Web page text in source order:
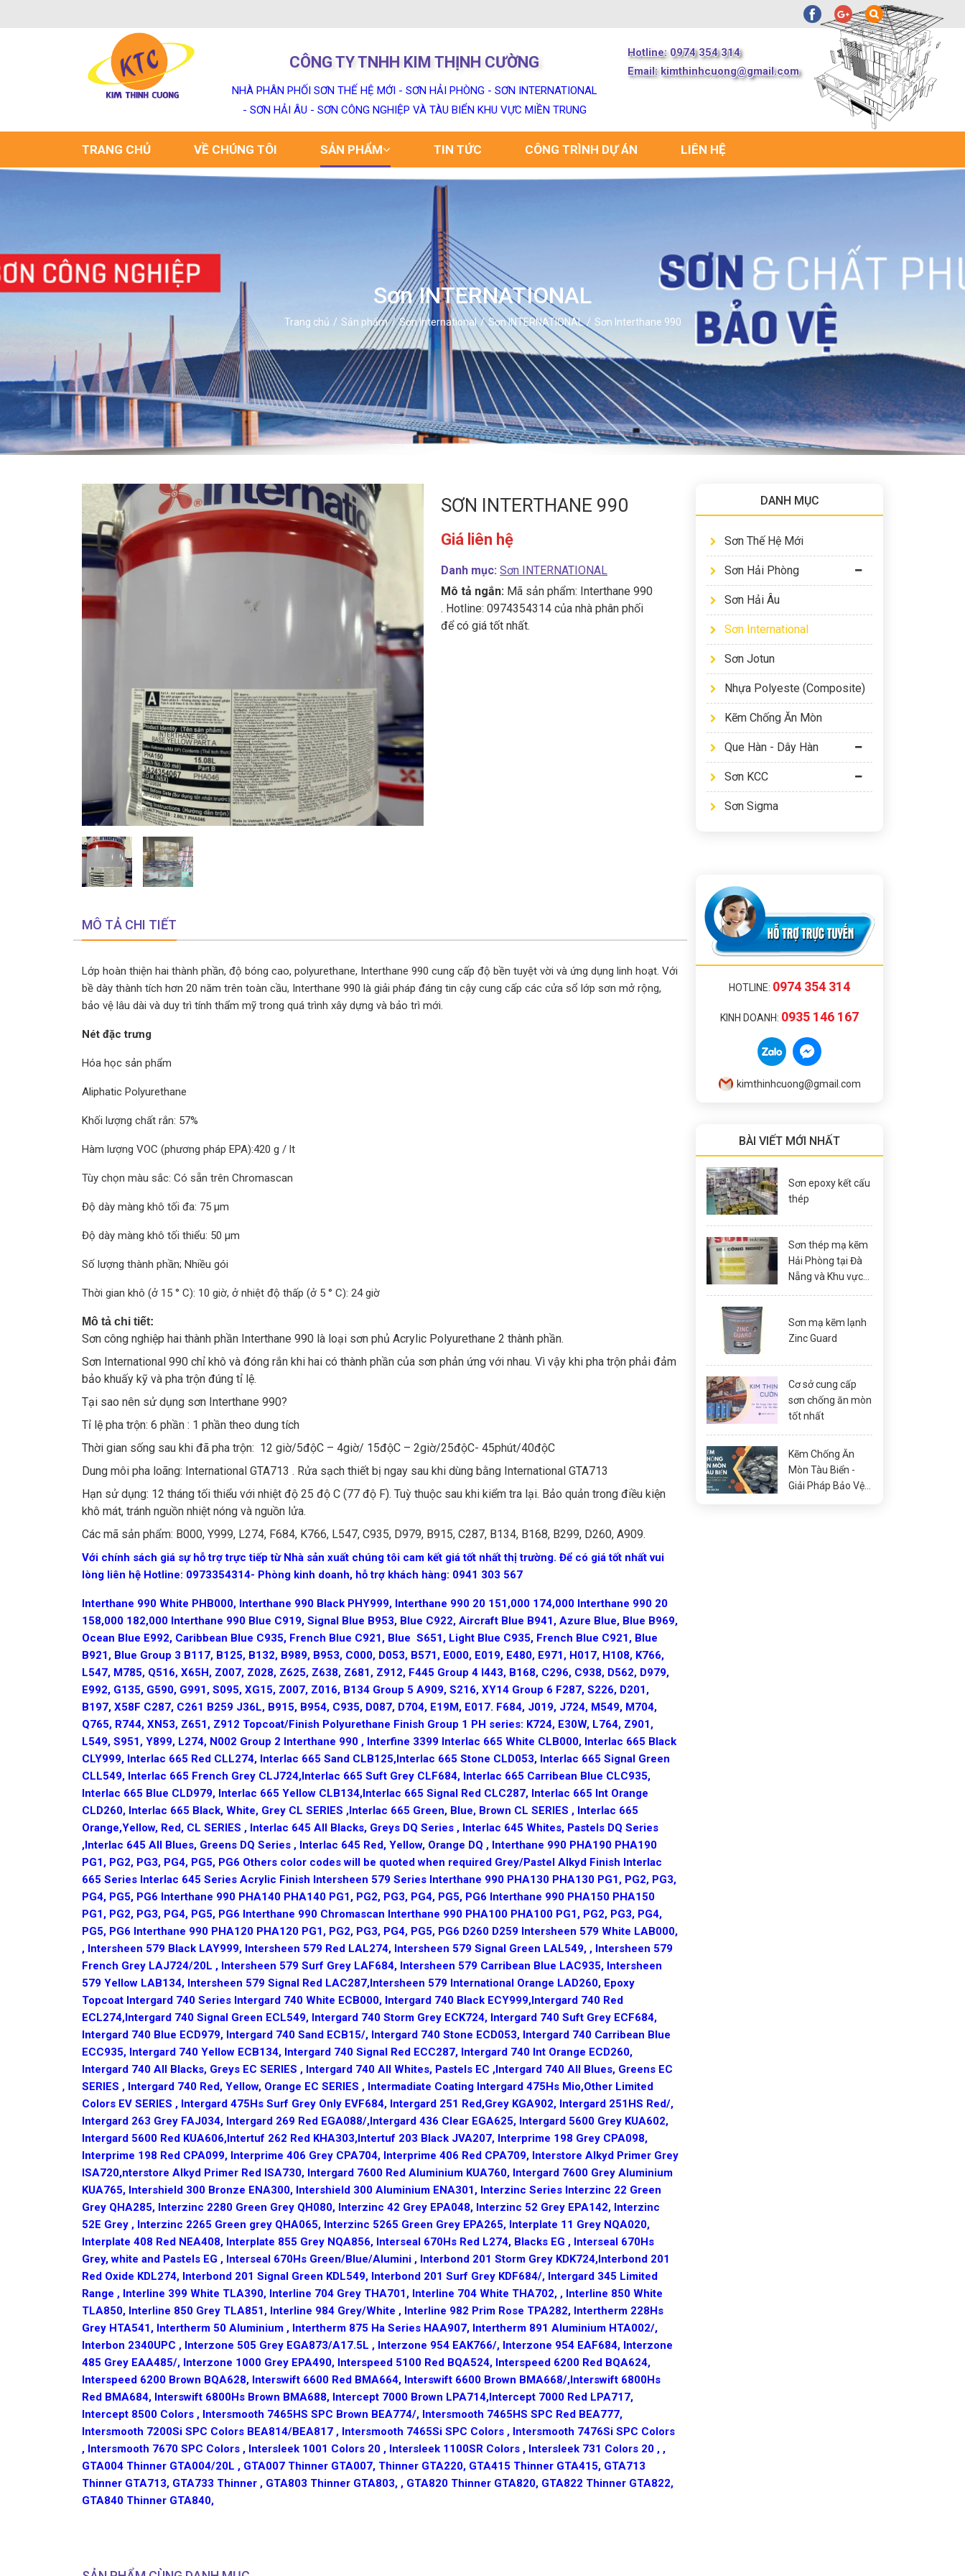
CÔNG TY TNHH KIM THỊNH CƯỜNG
NHÀ PHÂN PHỐI SƠN THẾ HỆ MỚI - SƠN HẢI PHÒNG - SƠN INTERNATIONAL
- SƠN HẢI ÂU - SƠN CÔNG NGHIỆP VÀ TÀU BIỂN KHU VỰC MIỀN TRUNG
Hotline: 0974 354 314
Email:kimthinhcuong@gmail.com
TRANG CHỦ VỀ CHÚNG TÔI SẢN PHẨM TIN TỨC CÔNG TRÌNH DỰ ÁN LIÊN HỆ
Sơn INTERNATIONAL
Trang chủ Sản phẩm Sơn International Sơn INTERNATIONAL Sơn Interthane 990
SƠN INTERTHANE 990
Giá liên hệ
Danh mục: Sơn INTERNATIONAL
Mô tả ngắn: Mã sản phẩm: Interthane 990
. Hotline: 0974354314 của nhà phân phối
để có giá tốt nhất.
MÔ TẢ CHI TIẾT
Lớp hoàn thiện hai thành phần, độ bóng cao, polyurethane, Interthane 990 cung cấp độ bền tuyệt vời và ứng dụng linh hoạt. Với
bề dày thành tích hơn 20 năm trên toàn cầu, Interthane 990 là giải pháp đáng tin cậy cung cấp các cửa sổ lớp sơn mở rộng,
bảo vệ lâu dài và duy trì tính thẩm mỹ trong quá trình xây dựng và bảo trì mới.
Nét đặc trưng
Hóa học sản phẩm
Aliphatic Polyurethane
Khối lượng chất rắn: 57%
Hàm lượng VOC (phương pháp EPA):420 g / lt
Tùy chọn màu sắc: Có sẵn trên Chromascan
Độ dày màng khô tối đa: 75 μm
Độ dày màng khô tối thiểu: 50 μm
Số lượng thành phần; Nhiều gói
Thời gian khô (ở 15 ° C): 10 giờ, ở nhiệt độ thấp (ở 5 ° C): 24 giờ
Mô tả chi tiết:
Sơn công nghiệp hai thành phần Interthane 990 là loại sơn phủ Acrylic Polyurethane 2 thành phần.
Sơn International 990 chỉ khô và đóng rắn khi hai có thành phần của sơn phản ứng với nhau. Vì vậy khi pha trộn phải đảm
bảo khuấy kỹ và pha trộn đúng tỉ lệ.
Tại sao nên sử dụng sơn Interthane 990?
Tỉ lệ pha trộn: 6 phần : 1 phần theo dung tích
Thời gian sống sau khi đã pha trộn: 12 giờ/5độC – 4giờ/ 15độC – 2giờ/25độC- 45phút/40độC
Dung môi pha loãng: International GTA713 . Rửa sạch thiết bị ngay sau khi dùng bằng International GTA713
Hạn sử dụng: 12 tháng tối thiểu với nhiệt độ 25 độ C (77 độ F). Tuỳ thuộc sau khi kiểm tra lại. Bảo quản trong điều kiện
khô mát, tránh nguồn nhiệt nóng và nguồn lửa.
Các mã sản phẩm: B000, Y999, L274, F684, K766, L547, C935, D979, B915, C287, B134, B168, B299, D260, A909.
Với chính sách giá sự hỗ trợ trực tiếp từ Nhà sản xuất chúng tôi cam kết giá tốt nhất thị trường. Để có giá tốt nhất vui
lòng liên hệ Hotline: 0973354314- Phòng kinh doanh, hỗ trợ khách hàng: 0941 303 567
Interthane 990 White PHB000, Interthane 990 Black PHY999, Interthane 990 20 151,000 174,000 Interthane 990 20
158,000 182,000 Interthane 990 Blue C919, Signal Blue B953, Blue C922, Aircraft Blue B941, Azure Blue, Blue B969,
Ocean Blue E992, Caribbean Blue C935, French Blue C921, Blue S651, Light Blue C935, French Blue C921, Blue
B921, Blue Group 3 B117, B125, B132, B989, B953, C000, D053, B571, E000, E019, E480, E971, H017, H108, K766,
L547, M785, Q516, X65H, Z007, Z028, Z625, Z638, Z681, Z912, F445 Group 4 I443, B168, C296, C938, D562, D979,
E992, G135, G590, G991, S095, XG15, Z007, Z016, B134 Group 5 A909, S216, XY14 Group 6 F287, S226, D201,
B197, X58F C287, C261 B259 J36L, B915, B954, C935, D087, D704, E19M, E017. F684, J019, J724, M549, M704,
Q765, R744, XN53, Z651, Z912 Topcoat/Finish Polyurethane Finish Group 1 PH series: K724, E30W, L764, Z901,
L549, S951, Y899, L274, N002 Group 2 Interthane 990 , Interfine 3399 Interlac 665 White CLB000, Interlac 665 Black
CLY999, Interlac 665 Red CLL274, Interlac 665 Sand CLB125,Interlac 665 Stone CLD053, Interlac 665 Signal Green
CLL549, Interlac 665 French Grey CLJ724,Interlac 665 Suft Grey CLF684, Interlac 665 Carribean Blue CLC935,
Interlac 665 Blue CLD979, Interlac 665 Yellow CLB134,Interlac 665 Signal Red CLC287, Interlac 665 Int Orange
CLD260, Interlac 665 Black, White, Grey CL SERIES ,Interlac 665 Green, Blue, Brown CL SERIES , Interlac 665
Orange,Yellow, Red, CL SERIES , Interlac 645 All Blacks, Greys DQ Series , Interlac 645 Whites, Pastels DQ Series
,Interlac 645 All Blues, Greens DQ Series , Interlac 645 Red, Yellow, Orange DQ , Interthane 990 PHA190 PHA190
PG1, PG2, PG3, PG4, PG5, PG6 Others color codes will be quoted when required Grey/Pastel Alkyd Finish Interlac
665 Series Interlac 645 Series Acrylic Finish Intersheen 579 Series Interthane 990 PHA130 PHA130 PG1, PG2, PG3,
PG4, PG5, PG6 Interthane 990 PHA140 PHA140 PG1, PG2, PG3, PG4, PG5, PG6 Interthane 990 PHA150 PHA150
PG1, PG2, PG3, PG4, PG5, PG6 Interthane 990 Chromascan Interthane 990 PHA100 PHA100 PG1, PG2, PG3, PG4,
PG5, PG6 Interthane 990 PHA120 PHA120 PG1, PG2, PG3, PG4, PG5, PG6 D260 D259 Intersheen 579 White LAB000,
, Intersheen 579 Black LAY999, Intersheen 579 Red LAL274, Intersheen 579 Signal Green LAL549, , Intersheen 579
French Grey LAJ724/20L , Intersheen 579 Surf Grey LAF684, Intersheen 579 Carribean Blue LAC935, Intersheen
579 Yellow LAB134, Intersheen 579 Signal Red LAC287,Intersheen 579 International Orange LAD260, Epoxy
Topcoat Intergard 740 Series Intergard 740 White ECB000, Intergard 740 Black ECY999,Intergard 740 Red
ECL274,Intergard 740 Signal Green ECL549, Intergard 740 Storm Grey ECK724, Intergard 740 Suft Grey ECF684,
Intergard 740 Blue ECD979, Intergard 740 Sand ECB15/, Intergard 740 Stone ECD053, Intergard 740 Carribean Blue
ECC935, Intergard 740 Yellow ECB134, Intergard 740 Signal Red ECC287, Intergard 740 Int Orange ECD260,
Intergard 740 All Blacks, Greys EC SERIES , Intergard 740 All Whites, Pastels EC ,Intergard 740 All Blues, Greens EC
SERIES , Intergard 740 Red, Yellow, Orange EC SERIES , Intermadiate Coating Intergard 475Hs Mio,Other Limited
Colors EV SERIES , Intergard 475Hs Surf Grey Only EVF684, Intergard 251 Red,Grey KGA902, Intergard 251HS Red/,
Intergard 263 Grey FAJ034, Intergard 269 Red EGA088/,Intergard 436 Clear EGA625, Intergard 5600 Grey KUA602,
Intergard 5600 Red KUA606,Intertuf 262 Red KHA303,Intertuf 203 Black JVA207, Interprime 198 Grey CPA098,
Interprime 198 Red CPA099, Interprime 406 Grey CPA704, Interprime 406 Red CPA709, Interstore Alkyd Primer Grey
ISA720,nterstore Alkyd Primer Red ISA730, Intergard 7600 Red Aluminium KUA760, Intergard 7600 Grey Aluminium
KUA765, Intershield 300 Bronze ENA300, Intershield 300 Aluminium ENA301, Interzinc Series Interzinc 22 Green
Grey QHA285, Interzinc 2280 Green Grey QH080, Interzinc 42 Grey EPA048, Interzinc 52 Grey EPA142, Interzinc
52E Grey , Interzinc 2265 Green grey QHA065, Interzinc 5265 Green Grey EPA265, Interplate 11 Grey NQA020,
Interplate 408 Red NEA408, Interplate 855 Grey NQA856, Interseal 670Hs Red L274, Blacks EG , Interseal 670Hs
Grey, white and Pastels EG , Interseal 670Hs Green/Blue/Alumini , Interbond 201 Storm Grey KDK724,Interbond 201
Red Oxide KDL274, Interbond 201 Signal Green KDL549, Interbond 201 Surf Grey KDF684/, Intergard 345 Limited
Range , Interline 399 White TLA390, Interline 704 Grey THA701, Interline 704 White THA702, , Interline 850 White
TLA850, Interline 850 Grey TLA851, Interline 984 Grey/White , Interline 982 Prim Rose TPA282, Intertherm 228Hs
Grey HTA541, Intertherm 50 Aluminium , Intertherm 875 Ha Series HAA907, Intertherm 891 Aluminium HTA002/,
Interbon 2340UPC , Interzone 505 Grey EGA873/A17.5L , Interzone 954 EAK766/, Interzone 954 EAF684, Interzone
485 Grey EAA485/, Interzone 1000 Grey EPA490, Interspeed 5100 Red BQA524, Interspeed 6200 Red BQA624,
Interspeed 6200 Brown BQA628, Interswift 6600 Red BMA664, Interswift 6600 Brown BMA668/,Interswift 6800Hs
Red BMA684, Interswift 6800Hs Brown BMA688, Intercept 7000 Brown LPA714,Intercept 7000 Red LPA717,
Intercept 8500 Colors , Intersmooth 7465HS SPC Brown BEA774/, Intersmooth 7465HS SPC Red BEA777,
Intersmooth 7200Si SPC Colors BEA814/BEA817 , Intersmooth 7465Si SPC Colors , Intersmooth 7476Si SPC Colors
, Intersmooth 7670 SPC Colors , Intersleek 1001 Colors 20 , Intersleek 1100SR Colors , Intersleek 731 Colors 20 , ,
GTA004 Thinner GTA004/20L , GTA007 Thinner GTA007, Thinner GTA220, GTA415 Thinner GTA415, GTA713
Thinner GTA713, GTA733 Thinner , GTA803 Thinner GTA803, , GTA820 Thinner GTA820, GTA822 Thinner GTA822,
GTA840 Thinner GTA840,
DANH MỤC
Sơn Thế Hệ Mới
Sơn Hải Phòng
Sơn Hải Âu
Sơn International
Sơn Jotun
Nhựa Polyeste (Composite)
Kẽm Chống Ăn Mòn
Que Hàn - Dây Hàn
Sơn KCC
Sơn Sigma
HOTLINE: 0974 354 314
KINH DOANH: 0935 146 167
kimthinhcuong@gmail.com
BÀI VIẾT MỚI NHẤT
Sơn epoxy kết cấu
thép
Sơn thép mạ kẽm
Hải Phòng tại Đà
Nẵng và Khu vực
Sơn mạ kẽm lạnh
Zinc Guard
Cơ sở cung cấp
sơn chống ăn mòn
tốt nhất
Kẽm Chống Ăn
Mòn Tàu Biển -
Giải Pháp Bảo Vệ